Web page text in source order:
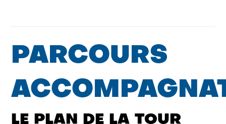
PARCOURS
LE PLAN DE LA TOUR